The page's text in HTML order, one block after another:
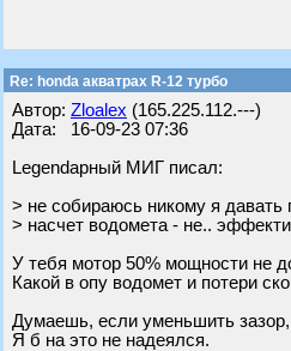
Re: honda акватрах R-12 турбо
Автор: Zloalex (165.225.112.---)
Дата: 16-09-23 07:36
Legendарный МИГ писал:
> не собираюсь никому я давать
> насчет водомета - не..
У тебя мотор 50% мощности не
Какой в опу водомет и потери
Думаешь, если уменьшить зазор,
Я б на это не надеялся.